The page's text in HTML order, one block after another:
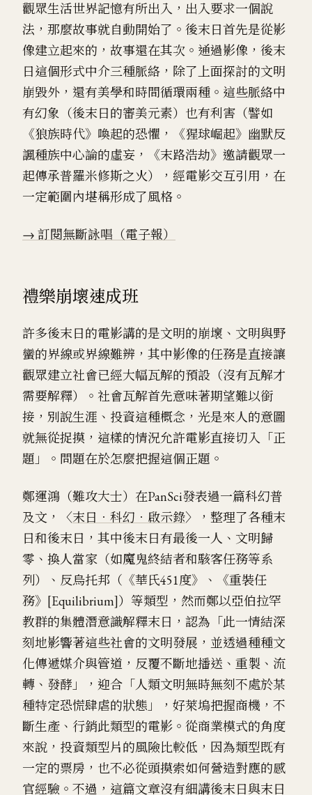
觀眾生活世界記憶有所出入，出入要求一個說
法，那麼故事就自動開始了。後末日首先是從影
像建立起來的，故事還在其次。通過影像，後末
日這個形式中介三種脈絡，除了上面探討的文明
崩毀外，還有美學和時間循環兩種。這些脈絡中
有幻象（後末日的審美元素）也有利害（譬如
《狼族時代》喚起的恐懼，《猩球崛起》幽默反
諷種族中心論的虛妄，《末路浩劫》邀請觀眾一
起傳承普羅米修斯之火），經電影交互引用，在
一定範圍內堪稱形成了風格。
→ 訂閱無斷詠唱（電子報）
禮樂崩壞速成班
許多後末日的電影講的是文明的崩壞、文明與野
蠻的界線或界線難辨，其中影像的任務是直接讓
觀眾建立社會已經大幅瓦解的預設（沒有瓦解才
需要解釋）。社會瓦解首先意味著期望難以銜
接，別說生涯、投資這種概念，光是來人的意圖
就無從捉摸，這樣的情況允許電影直接切入「正
題」。問題在於怎麼把握這個正題。
鄭運鴻（難攻大士）在PanSci發表過一篇科幻普
及文，〈末日．科幻．啟示錄〉，整理了各種末
日和後末日，其中後末日有最後一人、文明歸
零、換人當家（如魔鬼終結者和駭客任務等系
列）、反烏托邦（《華氏451度》、《重裝任
務》[Equilibrium]）等類型，然而鄭以亞伯拉罕
教群的集體潛意識解釋末日，認為「此一情結深
刻地影響著這些社會的文明發展，並透過種種文
化傳遞媒介與管道，反覆不斷地播送、重製、流
轉、發酵」，迎合「人類文明無時無刻不處於某
種特定恐慌肆虐的狀態」，好萊塢把握商機，不
斷生產、行銷此類型的電影。從商業模式的角度
來說，投資類型片的風險比較低，因為類型既有
一定的票房，也不必從頭摸索如何營造對應的感
官經驗。不過，這篇文章沒有細講後末日與末日